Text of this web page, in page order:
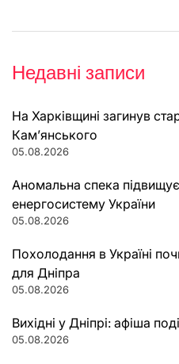
Недавні записи
На Харківщині загинув
Кам’янського
05.08.2026
Аномальна спека
енергосистему України
05.08.2026
Похолодання в Україні
для Дніпра
05.08.2026
Вихідні у Дніпрі: афіша
05.08.2026